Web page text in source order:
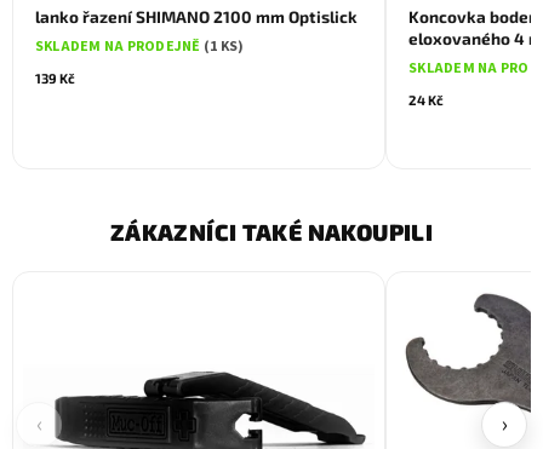
lanko řazení SHIMANO 2100 mm Optislick
SKLADEM NA PRODEJNĚ (1 KS)
139 Kč
Koncovka
eloxovaného 4
SKLADEM NA
24 Kč
ZÁKAZNÍCI TAKÉ NAKOUPILI
‹ ›